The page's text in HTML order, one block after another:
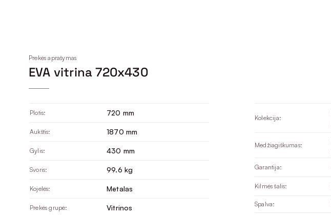
Prekės aprašymas
EVA vitrina 720x430
Plotis: 720 mm
Aukštis: 1870 mm
Gylis: 430 mm
Svoris: 99.6 kg
Kojelės: Metalas
Prekės grupė: Vitrinos
Kolekcija:
Medžiagiškumas:
Garantija:
Kilmės šalis:
Spalva: